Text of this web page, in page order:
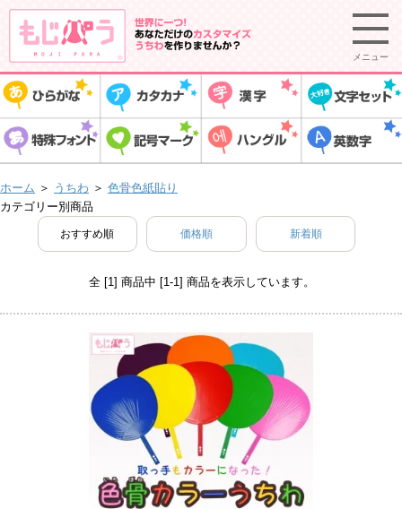
メニュー
ホーム ＞ うちわ ＞ 色骨色紙貼り
カテゴリー別商品
おすすめ順 価格順 新着順
全 [1] 商品中 [1-1] 商品を表示しています。